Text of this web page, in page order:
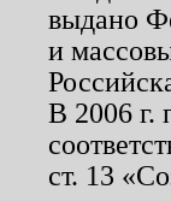
выдано
и
В 2006 г.
ст. 13